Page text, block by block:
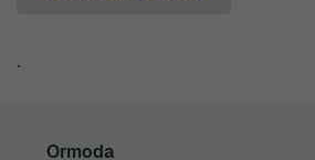
`
Ormoda